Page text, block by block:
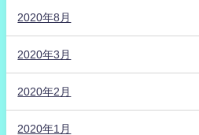
2020年8月
2020年3月
2020年2月
2020年1月